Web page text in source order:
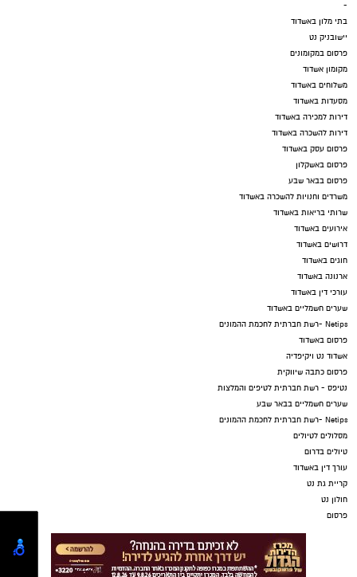
-
בתי מלון באשדוד
יישובניק נט
פרסום במקומונים
מקומון אשדוד
משלוחים באשדוד
מסעדות באשדוד
דירות למכירה באשדוד
דירות להשכרה באשדוד
פרסום עסק באשדוד
פרסום באשקלון
פרסום בבאר שבע
משרדים וחנויות להשכרה באשדוד
שרותי בריאות באשדוד
אירועים באשדוד
דרושים באשדוד
חוגים באשדוד
ארנונה באשדוד
עורכי דין באשדוד
שערים חשמליים באשדוד
Netips -רשת חברתית לחכמת ההמונים
פרסום באשדוד
אשדוד נט ויקיפדיה
פרסום כתבה שיווקית
נטיפס - רשת חברתית לטיפים והמלצות
שערים חשמליים בבאר שבע
Netips -רשת חברתית לחכמת ההמונים
מסלולים לטיולים
טיולים בדרום
עורך דין באשדוד
קריית גת נט
חולון נט
פרסום